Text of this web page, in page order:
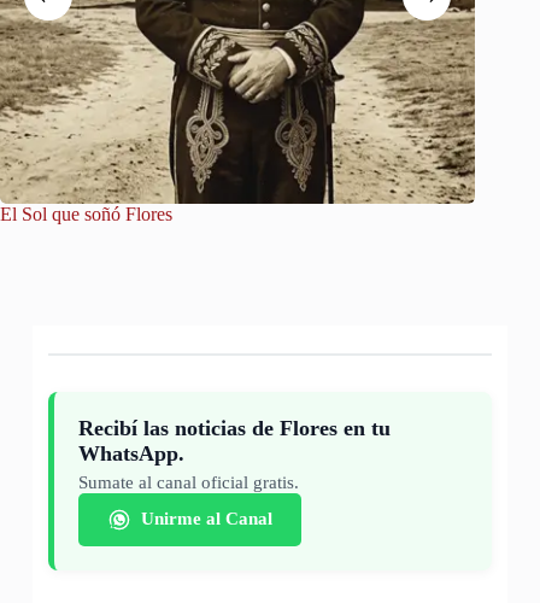
El Sol que soñó Flores
Recibí las noticias de Flores en tu
WhatsApp.
Sumate al canal oficial gratis.
Unirme al Canal